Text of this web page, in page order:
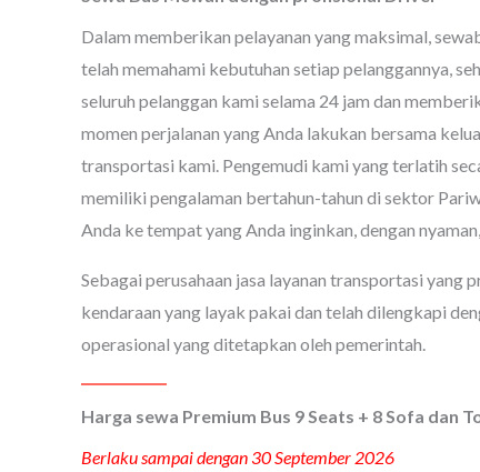
Dalam memberikan pelayanan yang maksimal,
telah memahami kebutuhan setiap pelanggannya,
seluruh pelanggan kami selama 24 jam dan
momen perjalanan yang Anda lakukan bersama
transportasi kami. Pengemudi kami yang terlatih
memiliki pengalaman bertahun-tahun di sektor
Anda ke tempat yang Anda inginkan, dengan
Sebagai perusahaan jasa layanan transportasi yang
kendaraan yang layak pakai dan telah dilengkapi
operasional yang ditetapkan oleh pemerintah.
Harga sewa Premium Bus 9 Seats + 8 Sofa dan
Berlaku sampai dengan 30 September 2026